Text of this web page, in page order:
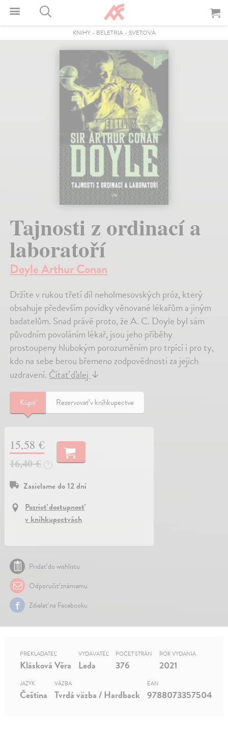
KNIHY- BELETRIA- SVETOVÁ
Tajnosti z ordinací a
laboratoří
Doyle Arthur Conan
Držíte v rukou třetí díl neholmesovských próz, který
obsahuje především povídky věnované lékařům a jiným
badatelům. Snad právě proto, že A. C. Doyle byl sám
původním povoláním lékař, jsou jeho příběhy
prostoupeny hlubokým porozuměním pro trpící i pro ty,
kdo na sebe berou břemeno zodpovědnosti za jejich
uzdravení.Čítať ďalej↓
Kúpiť Rezervovať v kníhkupectve
15,58 €
16,40 €
?
Zasielame do 12 dní
Pozrieť dostupnosť
v kníhkupectvách
Pridať do wishlistu
Odporučiť známemu
Zdielať na Facebooku
PREKLADATEĽ
Klásková Věra
VYDAVATEĽ
Leda
POČET STRÁN
376
ROK VYDANIA
2021
JAZYK
Čeština
VÄZBA
Tvrdá väzba / Hardback
EAN
9788073357504